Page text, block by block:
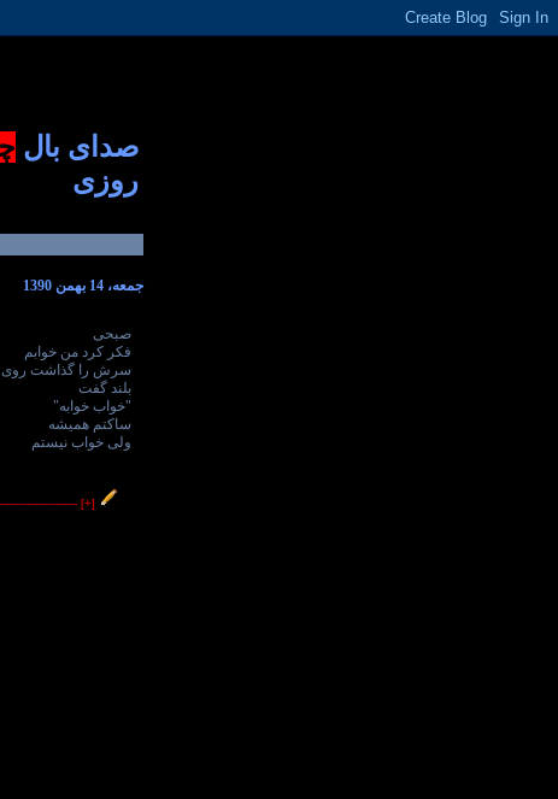
صدای بال
روزی
جمعه، 14 بهمن 1390
صبحی
فکر کرد من خوابم
سرش را گذاشت روی
بلند گفت
"خواب خوابه"
ساکتم همیشه
ولی خواب نیستم
[+]